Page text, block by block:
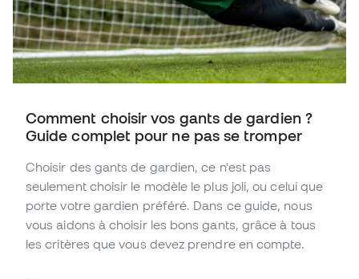
Comment choisir vos gants de gardien ?
Guide complet pour ne pas se tromper
Choisir des gants de gardien, ce n'est pas
seulement choisir le modèle le plus joli, ou celui que
porte votre gardien préféré. Dans ce guide, nous
vous aidons à choisir les bons gants, grâce à tous
les critères que vous devez prendre en compte.